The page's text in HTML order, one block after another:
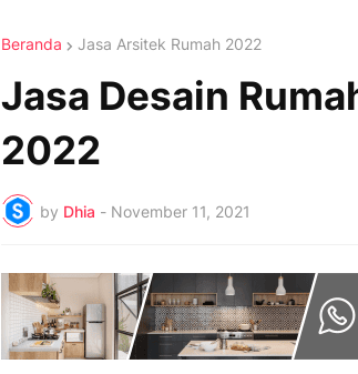
Beranda Jasa Arsitek Rumah 2022
Jasa Desain
2022
by Dhia - November 11, 2021